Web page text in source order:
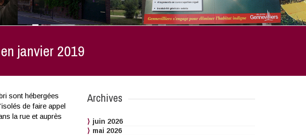
janvier 2019
sont hébergées
de faire appel
la rue et auprès
Archives
juin 2026
mai 2026